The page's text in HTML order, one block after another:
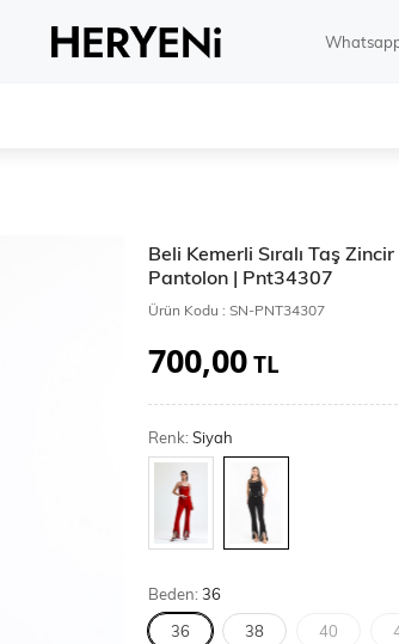
Beli Kemerli Sıralı Taş
Pantolon | Pnt34307
Ürün Kodu : SN-PNT34307
700,00TL
Renk:Siyah
Beden:36
36 38 40